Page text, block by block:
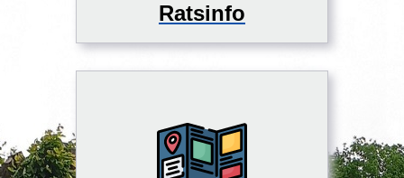
Ratsinfo